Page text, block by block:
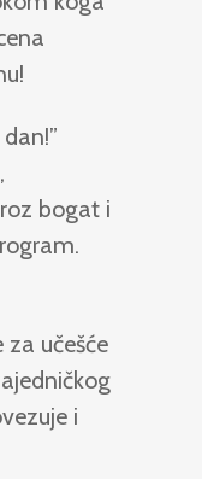
bogat i
za učešće
i